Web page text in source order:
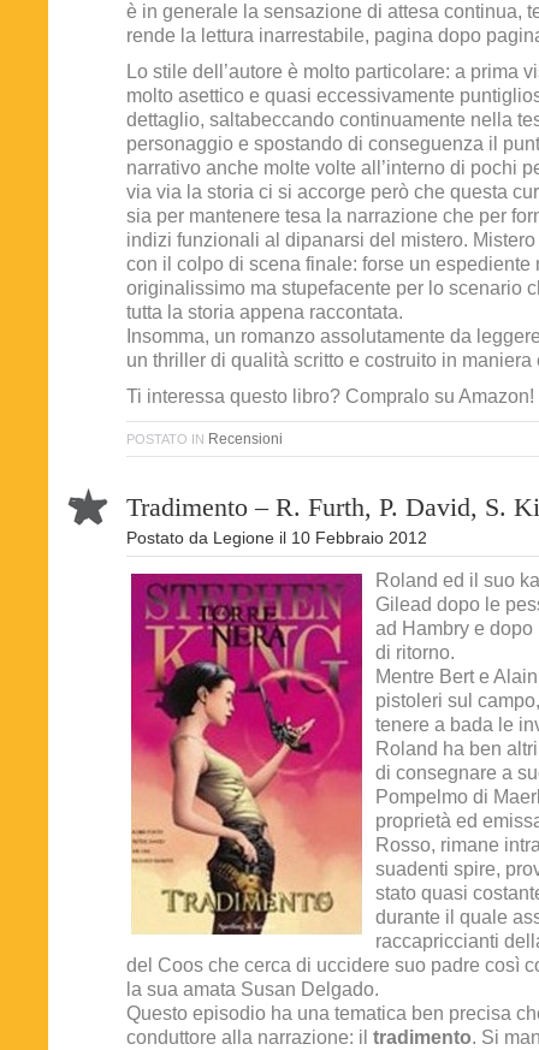
è in generale la sensazione di attesa continua,
rende la lettura inarrestabile, pagina dopo
Lo stile dell’autore è molto particolare: a prima
molto asettico e quasi eccessivamente
dettaglio, saltabeccando continuamente nella
personaggio e spostando di conseguenza il
narrativo anche molte volte all’interno di pochi
via via la storia ci si accorge però che questa
sia per mantenere tesa la narrazione che per
indizi funzionali al dipanarsi del mistero.
con il colpo di scena finale: forse un espediente
originalissimo ma stupefacente per lo scenario
tutta la storia appena raccontata.
Insomma, un romanzo assolutamente da
un thriller di qualità scritto e costruito in maniera
Ti interessa questo libro? Compralo su Amazon!
POSTATO IN Recensioni
Tradimento – R. Furth, P. David, S.
Postato da Legione il 10 Febbraio 2012
Roland ed il suo
Gilead dopo le
ad Hambry e
di ritorno.
Mentre Bert e
pistoleri sul
tenere a bada le
Roland ha ben
di consegnare a
Pompelmo di
proprietà ed
Rosso, rimane
suadenti spire,
stato quasi
durante il quale
raccapriccianti
del Coos che cerca di uccidere suo padre così
la sua amata Susan Delgado.
Questo episodio ha una tematica ben precisa
conduttore alla narrazione: il tradimento. Si